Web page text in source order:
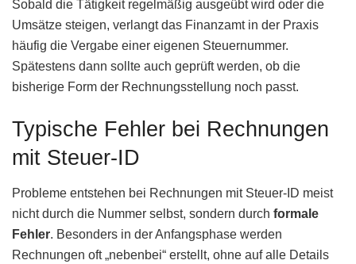
Sobald die Tätigkeit regelmäßig ausgeübt wird oder die
Umsätze steigen, verlangt das Finanzamt in der Praxis
häufig die Vergabe einer eigenen Steuernummer.
Spätestens dann sollte auch geprüft werden, ob die
bisherige Form der Rechnungsstellung noch passt.
Typische Fehler bei Rechnungen
mit Steuer-ID
Probleme entstehen bei Rechnungen mit Steuer-ID meist
nicht durch die Nummer selbst, sondern durch formale
Fehler. Besonders in der Anfangsphase werden
Rechnungen oft „nebenbei“ erstellt, ohne auf alle Details